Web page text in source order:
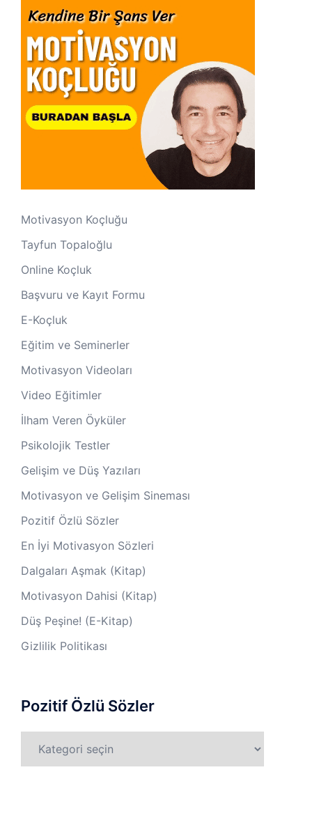
Motivasyon Koçluğu
Tayfun Topaloğlu
Online Koçluk
Başvuru ve Kayıt Formu
E-Koçluk
Eğitim ve Seminerler
Motivasyon Videoları
Video Eğitimler
İlham Veren Öyküler
Psikolojik Testler
Gelişim ve Düş Yazıları
Motivasyon ve Gelişim Sineması
Pozitif Özlü Sözler
En İyi Motivasyon Sözleri
Dalgaları Aşmak (Kitap)
Motivasyon Dahisi (Kitap)
Düş Peşine! (E-Kitap)
Gizlilik Politikası
Pozitif Özlü Sözler